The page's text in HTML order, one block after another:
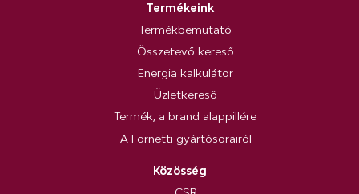
Termékeink
Termékbemutató
Összetevő kereső
Energia kalkulátor
Üzletkereső
Termék, a brand alappillére
A Fornetti gyártósorairól
Közösség